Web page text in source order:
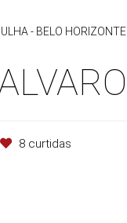
- BELO HORIZONTE
8 curtidas